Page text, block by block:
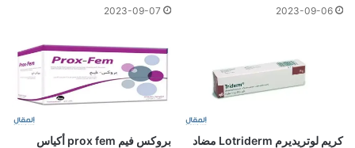
2023-09-06
2023-09-07
كريم لوتريديرم Lotriderm مضاد
بروكس فيم prox fem أكياس